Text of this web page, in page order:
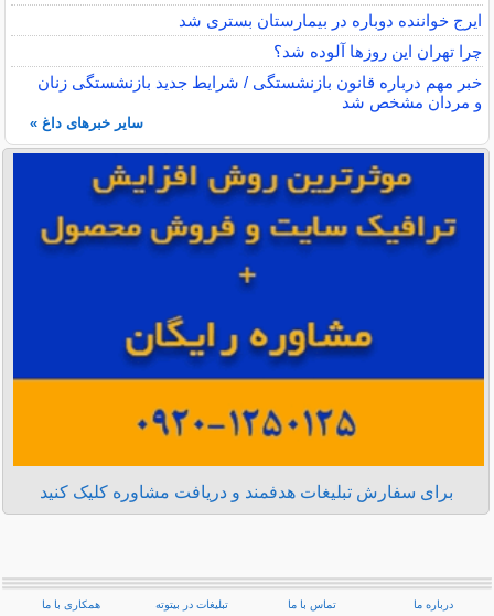
ایرج خواننده دوباره در بیمارستان بستری شد
چرا تهران این روزها آلوده شد؟
خبر مهم درباره قانون بازنشستگی / شرایط جدید بازنشستگی زنان
و مردان مشخص شد
سایر خبرهای داغ »
برای سفارش تبلیغات هدفمند و دریافت مشاوره کلیک کنید
درباره ما تماس با ما تبلیغات در بیتوته همکاری با ما